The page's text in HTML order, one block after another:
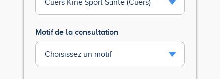
Motif de la consultation